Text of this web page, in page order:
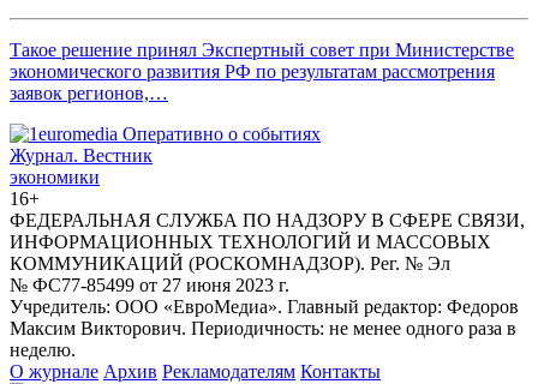
Такое решение принял Экспертный совет при Министерстве
экономического развития РФ по результатам рассмотрения
заявок регионов,…
Журнал. Вестник
экономики
16+
ФЕДЕРАЛЬНАЯ СЛУЖБА ПО НАДЗОРУ В СФЕРЕ СВЯЗИ,
ИНФОРМАЦИОННЫХ ТЕХНОЛОГИЙ И МАССОВЫХ
КОММУНИКАЦИЙ (РОСКОМНАДЗОР). Рег. № Эл
№ ФС77-85499 от 27 июня 2023 г.
Учредитель: ООО «ЕвроМедиа». Главный редактор: Федоров
Максим Викторович. Периодичность: не менее одного раза в
неделю.
О журнале Архив Рекламодателям Контакты